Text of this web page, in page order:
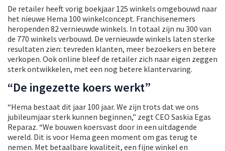
De retailer heeft vorig boekjaar 125 winkels omgebouwd naar
het nieuwe Hema 100 winkelconcept. Franchisenemers
heropenden 82 vernieuwde winkels. In totaal zijn nu 300 van
de 770 winkels verbouwd. De vernieuwde winkels laten sterke
resultaten zien: tevreden klanten, meer bezoekers en betere
verkopen. Ook online bleef de retailer zich naar eigen zeggen
sterk ontwikkelen, met een nog betere klantervaring.
“De ingezette koers werkt”
“Hema bestaat dit jaar 100 jaar. We zijn trots dat we ons
jubileumjaar sterk kunnen beginnen,” zegt CEO Saskia Egas
Reparaz. “We bouwen koersvast door in een uitdagende
wereld. Dit is voor Hema geen moment om gas terug te
nemen. Met betaalbare kwaliteit, een fijne winkel en